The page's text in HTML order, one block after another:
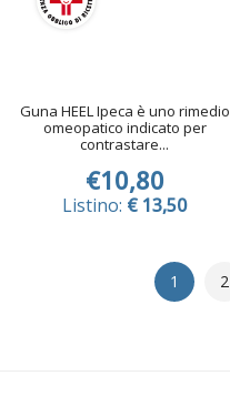
Guna HEEL Ipeca è uno rimedio
omeopatico indicato per
contrastare...
€10,80
Listino: € 13,50
1 2